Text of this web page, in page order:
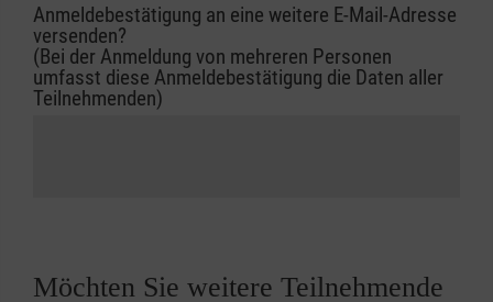
Anmeldebestätigung an eine weitere E-Mail-Adresse
versenden?
(Bei der Anmeldung von mehreren Personen
umfasst diese Anmeldebestätigung die Daten aller
Teilnehmenden)
Möchten Sie weitere Teilnehmende